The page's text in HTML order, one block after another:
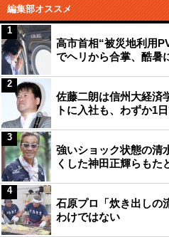
編集部オススメ
高市首相“被災地利用
でヘリから合掌、酷暑
1
佐藤二朗は信州大経済
トに入社も、わずか1
2
強いショック状態の
くした神田正輝らもた
3
石原プロ「炊き出しの
わけではない
4